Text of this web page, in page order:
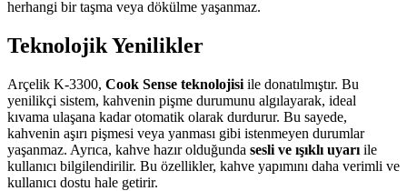
herhangi bir taşma veya dökülme yaşanmaz.
Teknolojik Yenilikler
Arçelik K-3300, Cook Sense teknolojisi ile donatılmıştır. Bu
yenilikçi sistem, kahvenin pişme durumunu algılayarak, ideal
kıvama ulaşana kadar otomatik olarak durdurur. Bu sayede,
kahvenin aşırı pişmesi veya yanması gibi istenmeyen durumlar
yaşanmaz. Ayrıca, kahve hazır olduğunda sesli ve ışıklı uyarı ile
kullanıcı bilgilendirilir. Bu özellikler, kahve yapımını daha verimli ve
kullanıcı dostu hale getirir.